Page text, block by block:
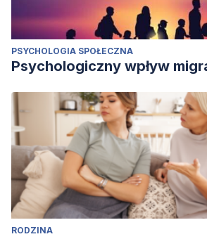
PSYCHOLOGIA SPOŁECZNA
Psychologiczny wpływ
RODZINA